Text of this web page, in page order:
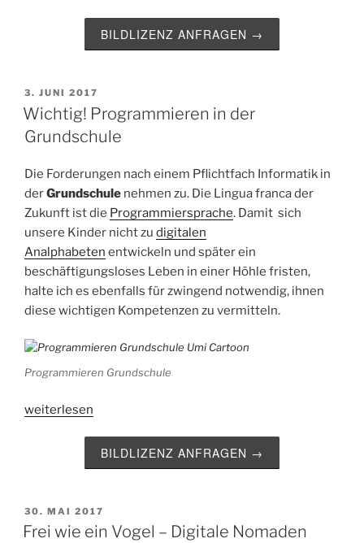
BILDLIZENZ ANFRAGEN →
VERÖFFENTLICHT
AM
3. JUNI 2017
Wichtig! Programmieren in der
Grundschule
Die Forderungen nach einem Pflichtfach Informatik in
derGrundschule nehmen zu. Die Lingua franca der
Zukunft ist die Programmiersprache. Damit sich
unsere Kinder nicht zu digitalen
Analphabeten entwickeln und später ein
beschäftigungsloses Leben in einer Höhle fristen,
halte ich es ebenfalls für zwingend notwendig, ihnen
diese wichtigen Kompetenzen zu vermitteln.
Programmieren Grundschule
„Wichtig!
weiterlesen
BILDLIZENZ ANFRAGEN →
VERÖFFENTLICHT
AM
30. MAI 2017
Frei wie ein Vogel – Digitale Nomaden